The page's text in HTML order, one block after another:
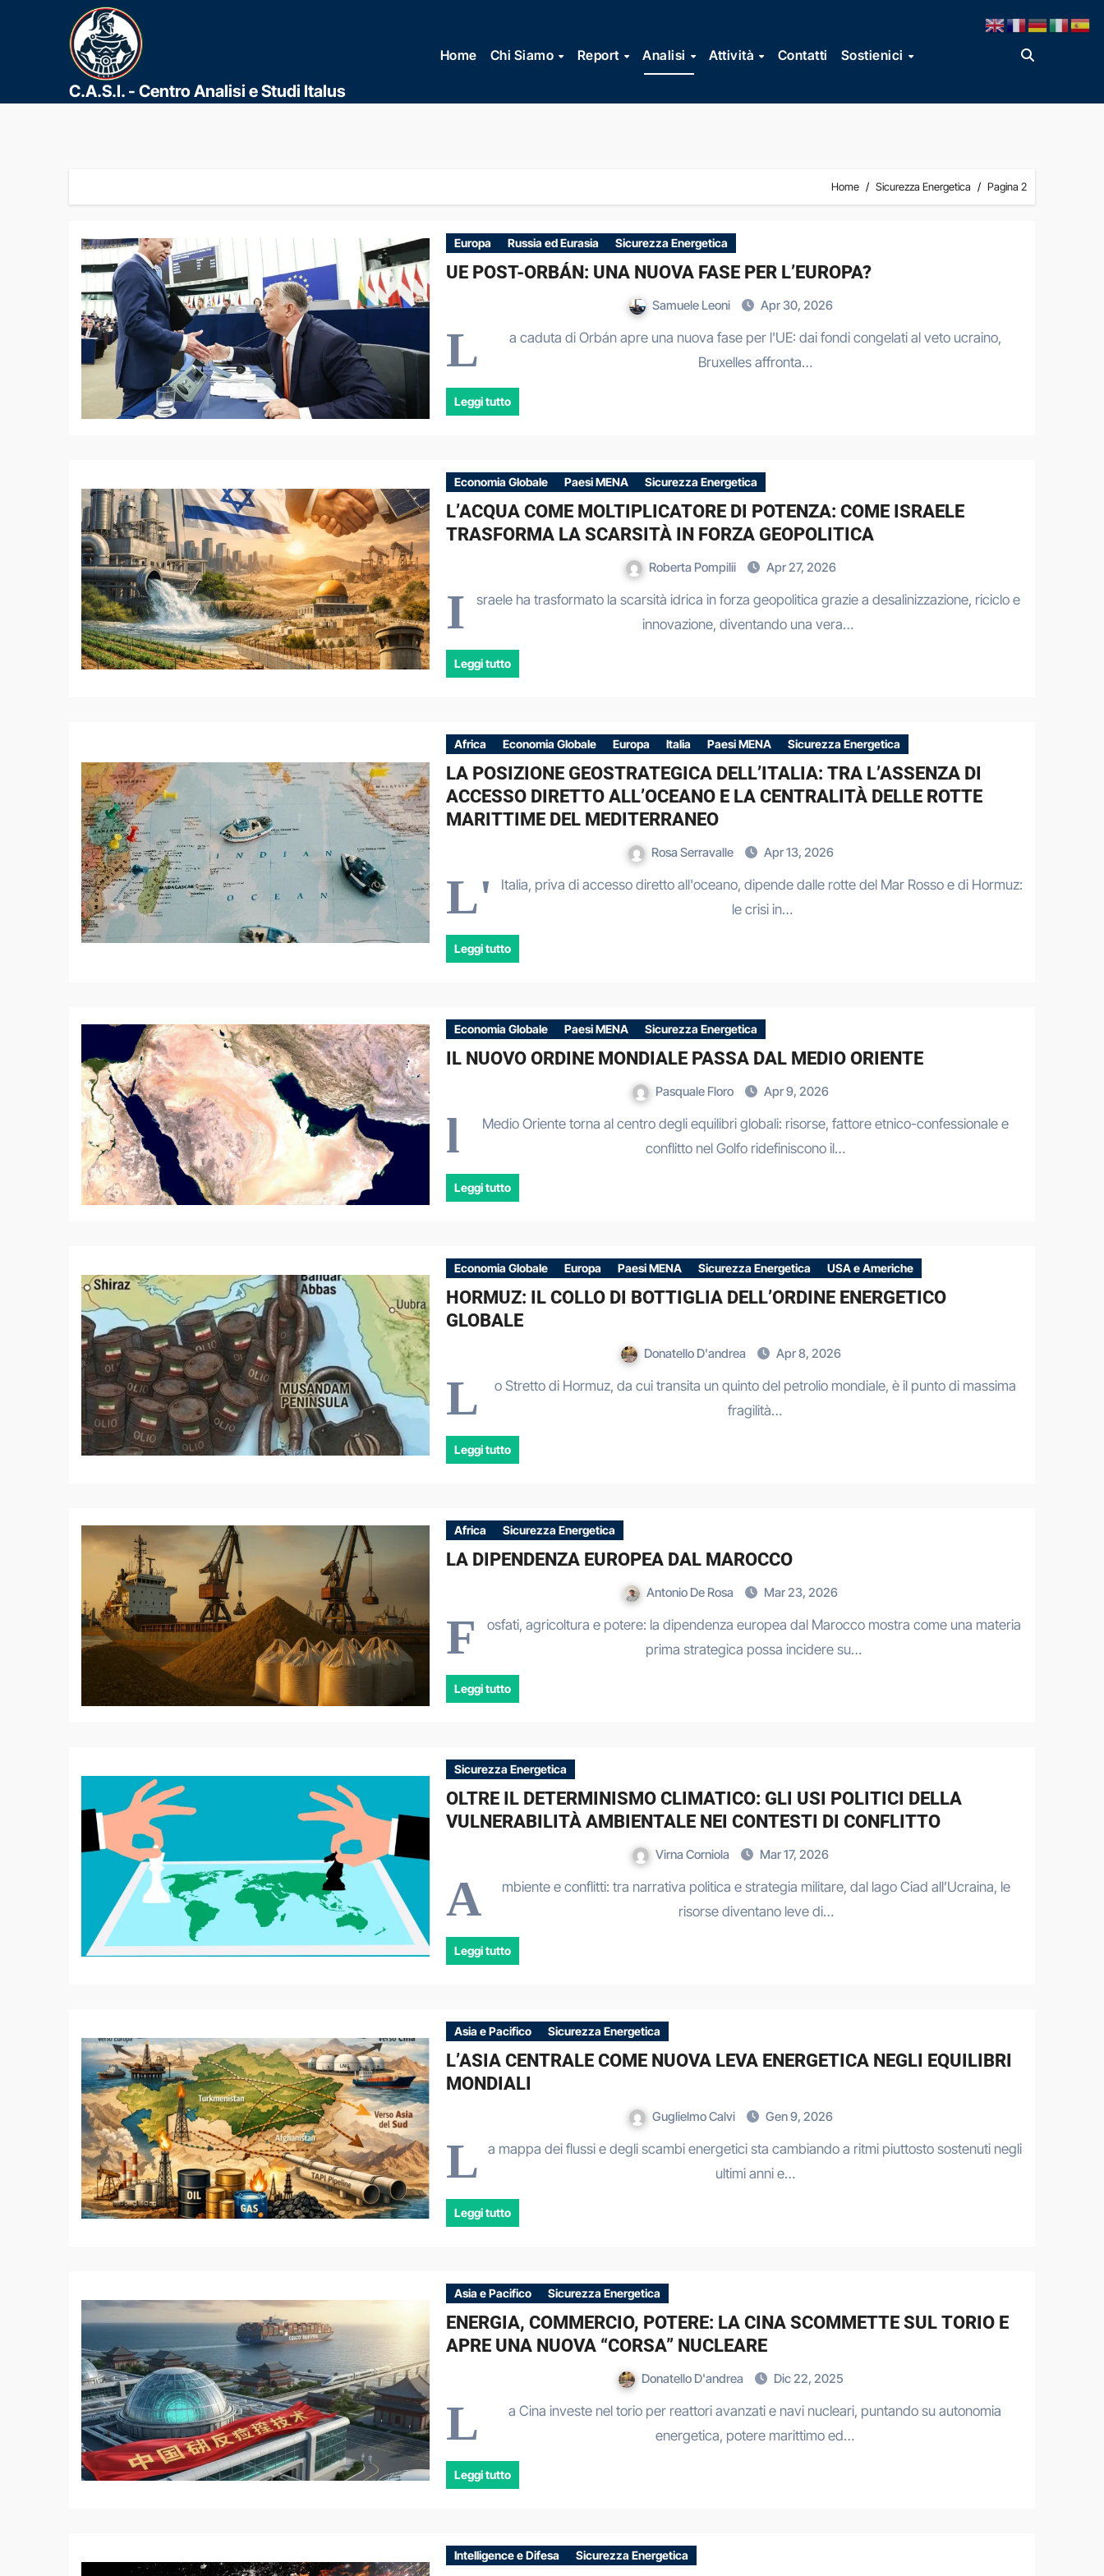
contenuto
C.A.S.I. - Centro Analisi e Studi Italus
Home Chi Siamo Report Analisi Attività Contatti Sostienici
Home Sicurezza Energetica Pagina 2
Europa Russia ed Eurasia Sicurezza Energetica
UE POST-ORBÁN: UNA NUOVA FASE PER L’EUROPA?
Samuele Leoni Apr 30, 2026
L
a caduta di Orbán apre una nuova fase per l'UE: dai fondi congelati al veto ucraino,
Bruxelles affronta…
Leggi tutto
Economia Globale Paesi MENA Sicurezza Energetica
L’ACQUA COME MOLTIPLICATORE DI POTENZA: COME ISRAELE
TRASFORMA LA SCARSITÀ IN FORZA GEOPOLITICA
Roberta Pompilii Apr 27, 2026
I
sraele ha trasformato la scarsità idrica in forza geopolitica grazie a desalinizzazione, riciclo e
innovazione, diventando una vera…
Leggi tutto
Africa Economia Globale Europa Italia Paesi MENA Sicurezza Energetica
LA POSIZIONE GEOSTRATEGICA DELL’ITALIA: TRA L’ASSENZA DI
ACCESSO DIRETTO ALL’OCEANO E LA CENTRALITÀ DELLE ROTTE
MARITTIME DEL MEDITERRANEO
Rosa Serravalle Apr 13, 2026
L'
Italia, priva di accesso diretto all'oceano, dipende dalle rotte del Mar Rosso e di Hormuz:
le crisi in…
Leggi tutto
Economia Globale Paesi MENA Sicurezza Energetica
IL NUOVO ORDINE MONDIALE PASSA DAL MEDIO ORIENTE
Pasquale Floro Apr 9, 2026
l
Medio Oriente torna al centro degli equilibri globali: risorse, fattore etnico-confessionale e
conflitto nel Golfo ridefiniscono il…
Leggi tutto
Economia Globale Europa Paesi MENA Sicurezza Energetica USA e Americhe
HORMUZ: IL COLLO DI BOTTIGLIA DELL’ORDINE ENERGETICO
GLOBALE
Donatello D'andrea Apr 8, 2026
L
o Stretto di Hormuz, da cui transita un quinto del petrolio mondiale, è il punto di massima
fragilità…
Leggi tutto
Africa Sicurezza Energetica
LA DIPENDENZA EUROPEA DAL MAROCCO
Antonio De Rosa Mar 23, 2026
F
osfati, agricoltura e potere: la dipendenza europea dal Marocco mostra come una materia
prima strategica possa incidere su…
Leggi tutto
Sicurezza Energetica
OLTRE IL DETERMINISMO CLIMATICO: GLI USI POLITICI DELLA
VULNERABILITÀ AMBIENTALE NEI CONTESTI DI CONFLITTO
Virna Corniola Mar 17, 2026
A
mbiente e conflitti: tra narrativa politica e strategia militare, dal lago Ciad all’Ucraina, le
risorse diventano leve di…
Leggi tutto
Asia e Pacifico Sicurezza Energetica
L’ASIA CENTRALE COME NUOVA LEVA ENERGETICA NEGLI EQUILIBRI
MONDIALI
Guglielmo Calvi Gen 9, 2026
L
a mappa dei flussi e degli scambi energetici sta cambiando a ritmi piuttosto sostenuti negli
ultimi anni e…
Leggi tutto
Asia e Pacifico Sicurezza Energetica
ENERGIA, COMMERCIO, POTERE: LA CINA SCOMMETTE SUL TORIO E
APRE UNA NUOVA “CORSA” NUCLEARE
Donatello D'andrea Dic 22, 2025
L
a Cina investe nel torio per reattori avanzati e navi nucleari, puntando su autonomia
energetica, potere marittimo ed…
Leggi tutto
Intelligence e Difesa Sicurezza Energetica